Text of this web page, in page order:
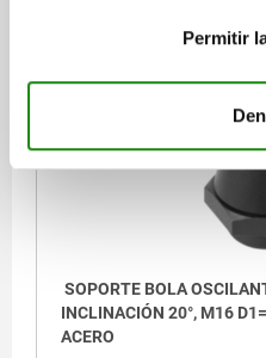
Permitir
02001
SOPORTE BOLA OSCILANTE ÁNGULO DE
INCLINACIÓN 20°, M16
ACERO